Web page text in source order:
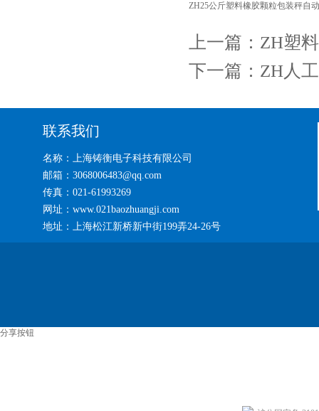
ZH25公斤塑料橡胶颗粒包装秤自
上一篇： ZH塑
下一篇： ZH人
联系我们
名称：上海铸衡电子科技有限公司
邮箱：3068006483@qq.com
传真：021-61993269
网址：www.021baozhuangji.com
地址：上海松江新桥新中街199弄24-26号
分享按钮